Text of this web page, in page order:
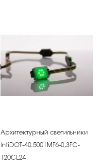
Архитектурный светильники
IntiDOT-40.500 IMF6-0,3FC-
120CL24